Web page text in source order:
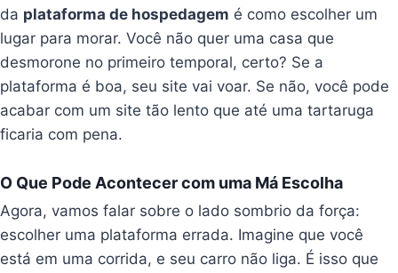
da plataforma de hospedagem é como escolher um
lugar para morar. Você não quer uma casa que
desmorone no primeiro temporal, certo? Se a
plataforma é boa, seu site vai voar. Se não, você pode
acabar com um site tão lento que até uma tartaruga
ficaria com pena.
O Que Pode Acontecer com uma Má Escolha
Agora, vamos falar sobre o lado sombrio da força:
escolher uma plataforma errada. Imagine que você
está em uma corrida, e seu carro não liga. É isso que